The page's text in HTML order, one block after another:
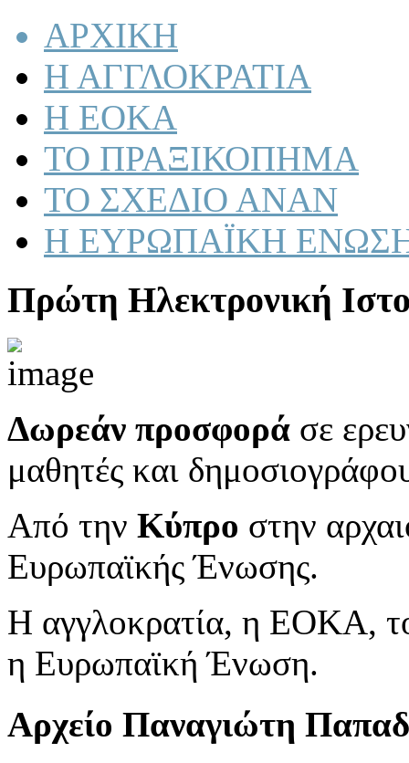
ΑΡΧΙΚΗ
Η ΑΓΓΛΟΚΡΑΤΙΑ
Η ΕΟΚΑ
ΤΟ ΠΡΑΞΙΚΟΠΗΜΑ
ΤΟ ΣΧΕΔΙΟ ΑΝΑΝ
Η ΕΥΡΩΠΑΪΚΗ
Πρώτη Ηλεκτρονική
Δωρεάν προσφορά σε
μαθητές και
Από την Κύπρο στην
Ευρωπαϊκής Ένωσης.
Η αγγλοκρατία, η ΕΟΚΑ,
η Ευρωπαϊκή Ένωση.
Αρχείο Παναγιώτη